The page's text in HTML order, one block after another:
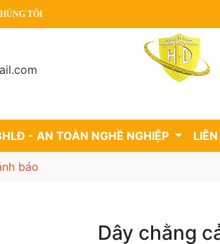
- AN TOÀN NGHỀ NGHIỆP
báo
Dây chằng